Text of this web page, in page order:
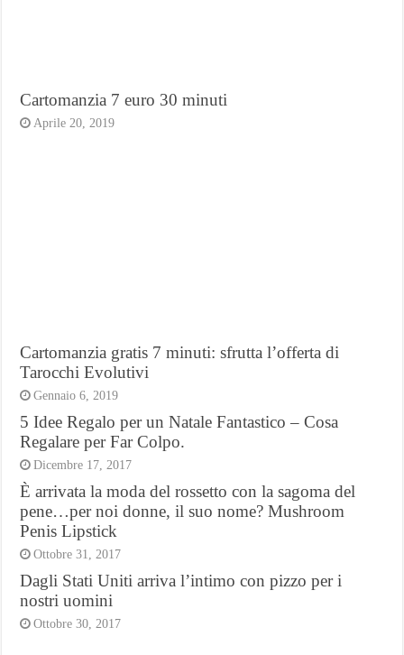
Cartomanzia 7 euro 30 minuti
Aprile 20, 2019
Cartomanzia gratis 7 minuti: sfrutta l’offerta di
Tarocchi Evolutivi
Gennaio 6, 2019
5 Idee Regalo per un Natale Fantastico – Cosa
Regalare per Far Colpo.
Dicembre 17, 2017
È arrivata la moda del rossetto con la sagoma del
pene…per noi donne, il suo nome? Mushroom
Penis Lipstick
Ottobre 31, 2017
Dagli Stati Uniti arriva l’intimo con pizzo per i
nostri uomini
Ottobre 30, 2017